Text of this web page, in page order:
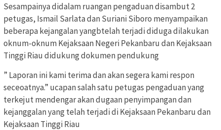
Sesampainya didalam ruangan pengaduan disambut 2
petugas, Ismail Sarlata dan Suriani Siboro menyampaikan
beberapa kejangalan yangbtelah terjadi diduga dilakukan
oknum-oknum Kejaksaan Negeri Pekanbaru dan Kejaksaan
Tinggi Riau didukung dokumen pendukung
” Laporan ini kami terima dan akan segera kami respon
seceoatnya.” ucapan salah satu petugas pengaduan yang
terkejut mendengar akan dugaan penyimpangan dan
kejanggalan yang telah terjadi di Kejaksaan Pekanbaru dan
Kejaksaan Tinggi Riau